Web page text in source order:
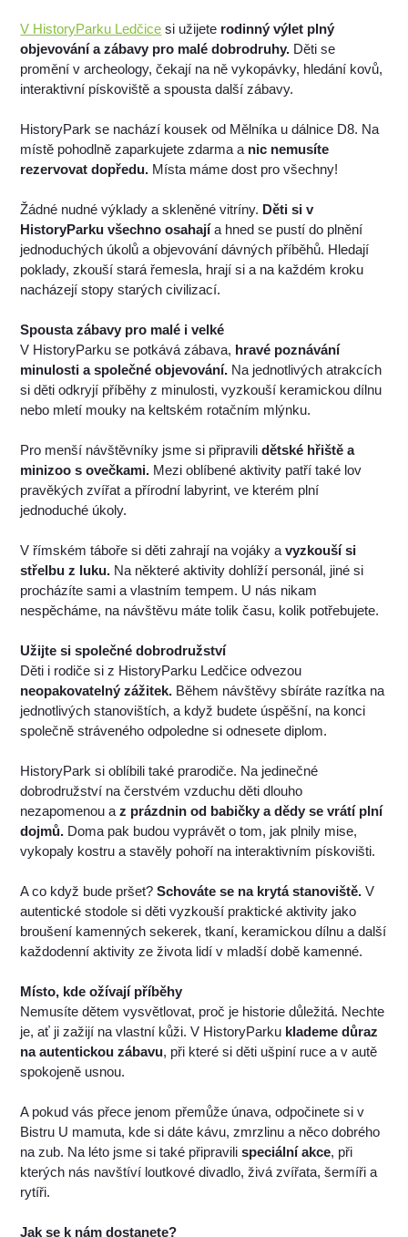
V HistoryParku Ledčice si užijete rodinný výlet plný
objevování a zábavy pro malé dobrodruhy. Děti se
promění v archeology, čekají na ně vykopávky, hledání kovů,
interaktivní pískoviště a spousta další zábavy.
HistoryPark se nachází kousek od Mělníka u dálnice D8. Na
místě pohodlně zaparkujete zdarma a nic nemusíte
rezervovat dopředu. Místa máme dost pro všechny!
Žádné nudné výklady a skleněné vitríny. Děti si v
HistoryParku všechno osahajía hned se pustí do plnění
jednoduchých úkolů a objevování dávných příběhů. Hledají
poklady, zkouší stará řemesla, hrají si a na každém kroku
nacházejí stopy starých civilizací.
Spousta zábavy pro malé i velké
V HistoryParku se potkává zábava, hravé poznávání
minulosti a společné objevování. Na jednotlivých atrakcích
si děti odkryjí příběhy z minulosti, vyzkouší keramickou dílnu
nebo mletí mouky na keltském rotačním mlýnku.
Pro menší návštěvníky jsme si připravilidětské hřiště a
minizoo s ovečkami. Mezi oblíbené aktivity patří také lov
pravěkých zvířat a přírodní labyrint, ve kterém plní
jednoduché úkoly.
V římském táboře si děti zahrají na vojáky avyzkouší si
střelbu z luku. Na některé aktivity dohlíží personál, jiné si
procházíte sami a vlastním tempem. U nás nikam
nespěcháme, na návštěvu máte tolik času, kolik potřebujete.
Užijte si společné dobrodružství
Děti i rodiče si z HistoryParku Ledčice odvezou
neopakovatelný zážitek. Během návštěvy sbíráte razítka na
jednotlivých stanovištích, a když budete úspěšní, na konci
společně stráveného odpoledne si odnesete diplom.
HistoryPark si oblíbili také prarodiče. Na jedinečné
dobrodružství na čerstvém vzduchu děti dlouho
nezapomenou az prázdnin od babičky a dědy se vrátí plní
dojmů. Doma pak budou vyprávět o tom, jak plnily mise,
vykopaly kostru a stavěly pohoří na interaktivním pískovišti.
A co když bude pršet?Schováte se na krytá stanoviště. V
autentické stodole si děti vyzkouší praktické aktivity jako
broušení kamenných sekerek, tkaní, keramickou dílnu a další
každodenní aktivity ze života lidí v mladší době kamenné.
Místo, kde ožívají příběhy
Nemusíte dětem vysvětlovat, proč je historie důležitá. Nechte
je, ať ji zažijí na vlastní kůži. V HistoryParku klademe důraz
na autentickou zábavu, při které si děti ušpiní ruce a v autě
spokojeně usnou.
A pokud vás přece jenom přemůže únava, odpočinete si v
Bistru U mamuta, kde si dáte kávu, zmrzlinu a něco dobrého
na zub. Na léto jsme si také připravilispeciální akce, při
kterých nás navštíví loutkové divadlo, živá zvířata, šermíři a
rytíři.
Jak se k nám dostanete?